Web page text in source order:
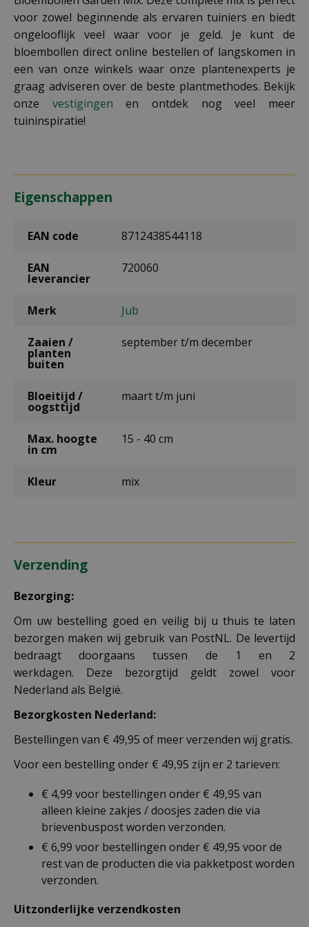
voor zowel beginnende als ervaren tuiniers en biedt
ongelooflijk veel waar voor je geld. Je kunt de
bloembollen direct online bestellen of langskomen in
een van onze winkels waar onze plantenexperts je
graag adviseren over de beste plantmethodes. Bekijk
onze vestigingen en ontdek nog veel meer
tuininspiratie!
Eigenschappen
EAN code 8712438544118
EAN
leverancier
720060
Merk Jub
Zaaien /
planten
buiten
september t/m december
Bloeitijd /
oogsttijd
maart t/m juni
Max. hoogte
in cm
15 - 40 cm
Kleur mix
Verzending
Bezorging:
Om uw bestelling goed en veilig bij u thuis te laten
bezorgen maken wij gebruik van PostNL. De levertijd
bedraagt doorgaans tussen de 1 en 2
werkdagen. Deze bezorgtijd geldt zowel voor
Nederland als België.
Bezorgkosten Nederland:
Bestellingen van € 49,95 of meer verzenden wij gratis.
Voor een bestelling onder € 49,95 zijn er 2 tarieven:
€ 4,99 voor bestellingen onder € 49,95 van
alleen kleine zakjes / doosjes zaden die via
brievenbuspost worden verzonden.
€ 6,99 voor bestellingen onder € 49,95 voor de
rest van de producten die via pakketpost worden
verzonden.
Uitzonderlijke verzendkosten